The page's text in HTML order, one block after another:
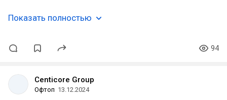
Показать полностью
94
Centicore Group
Офтоп 13.12.2024